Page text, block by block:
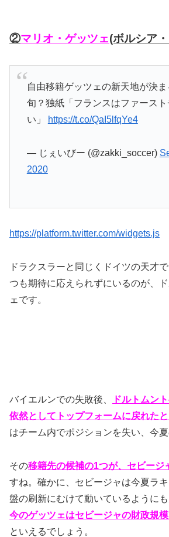
②マリオ・ゲッツェ(ボルシア
自由移籍ゲッツェの新天地が決
旬？独紙「フランスはファース
い」
https://t.co/QaI5lfqYe4
— じぇいびー (@zakki_soccer)
2020
https://platform.twitter.com/widgets.js
ドラクスラーと同じくドイツの天才
つも期待に応えられずにいるのが、
ェです。
バイエルンでの失敗後、
ドルトムン
依然としてトップフォームに戻れた
はチーム内でポジションを失い、今夏
その移籍先の候補の1つが、セビージ
すね。確かに、セビージャは今夏ラ
盤の刷新にむけて動いているようにも
今のゲッツェはセビージャの財政規
といえるでしょう。